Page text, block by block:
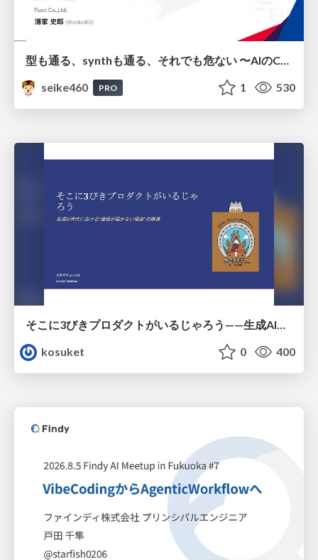
seike460
PRO 1 530
そこに3びきプロダクトがいるじゃろう——生成AI時代における“価値が届かない理由”の構造
kosuket
0 400